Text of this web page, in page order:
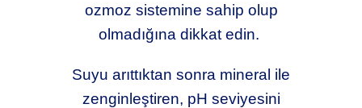
ozmoz sistemine sahip olup
olmadığına dikkat edin.
Suyu arıttıktan sonra mineral ile
zenginleştiren, pH seviyesini